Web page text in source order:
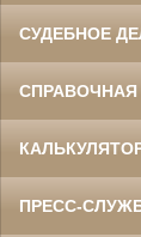
СУДЕБНОЕ
ПРЕСС-